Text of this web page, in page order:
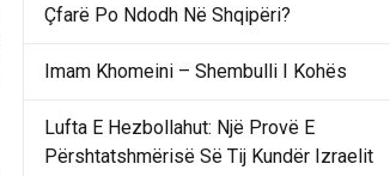
Çfarë Po Ndodh Në Shqipëri?
Imam Khomeini – Shembulli I Kohës
Lufta E Hezbollahut: Një Provë E
Përshtatshmërisë Së Tij Kundër Izraelit